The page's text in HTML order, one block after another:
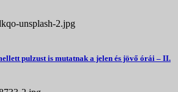
pulzust is mutatnak a jelen és jövő órái – II.